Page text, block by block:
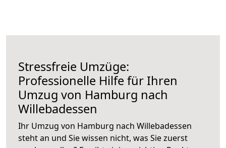
Stressfreie Umzüge:
Professionelle Hilfe für Ihren
Umzug von Hamburg nach
Willebadessen
Ihr Umzug von Hamburg nach Willebadessen
steht an und Sie wissen nicht, was Sie zuerst